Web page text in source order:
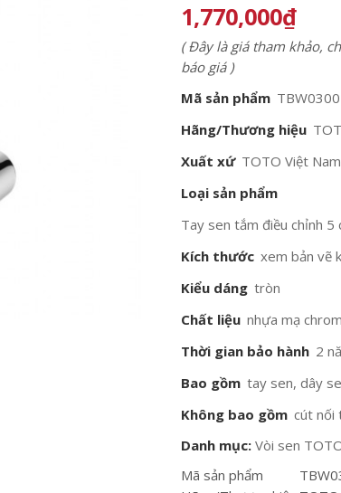
1,770,000₫
( Đây là giá tham khảo,
báo giá )
Mã sản phẩm
Hãng/Thương hiệu
Xuất xứ TOTO Việt Nam
Loại sản phẩm
Tay sen tắm điều chỉnh 5
Kích thước xem bản vẽ
Kiểu dáng tròn
Chất liệu nhựa mạ
Thời gian bảo hành 2
Bao gồm tay sen, dây
Không bao gồm cút nối
Danh mục: Vòi sen
Mã sản phẩm